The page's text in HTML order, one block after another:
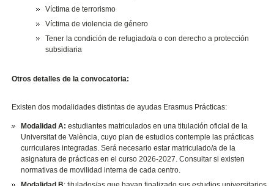
Víctima de terrorismo
Víctima de violencia de género
Tener la condición de refugiado/a o con derecho a protección
subsidiaria
Otros detalles de la convocatoria:
Existen dos modalidades distintas de ayudas Erasmus Prácticas:
Modalidad A:estudiantes matriculados en una titulación oficial de la
Universitat de València, cuyo plan de estudios contemple las prácticas
curriculares integradas. Será necesario estar matriculado/a de la
asignatura de prácticas en el curso 2026-2027. Consultar si existen
normativas de movilidad interna de cada centro.